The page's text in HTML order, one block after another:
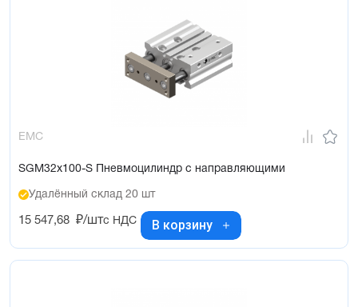
EMC
SGM32x100-S Пневмоцилиндр с направляющими
Удалённый склад 20 шт
15 547,68 ₽/штс НДС В корзину